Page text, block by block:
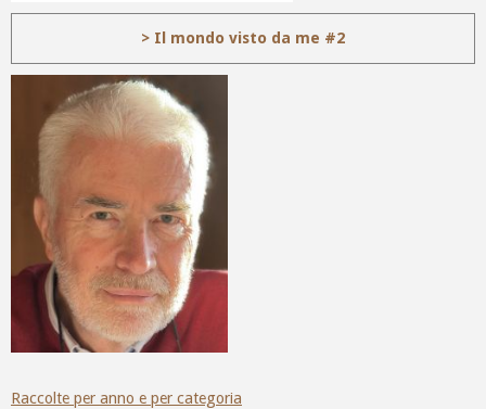
> Il mondo visto da me #2
Raccolte per anno e per categoria